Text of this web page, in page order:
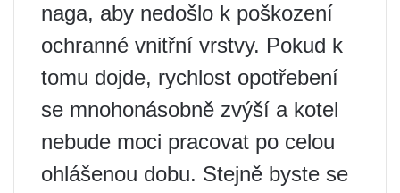
naga, aby nedošlo k poškození
ochranné vnitřní vrstvy. Pokud k
tomu dojde, rychlost opotřebení
se mnohonásobně zvýší a kotel
nebude moci pracovat po celou
ohlášenou dobu. Stejně byste se